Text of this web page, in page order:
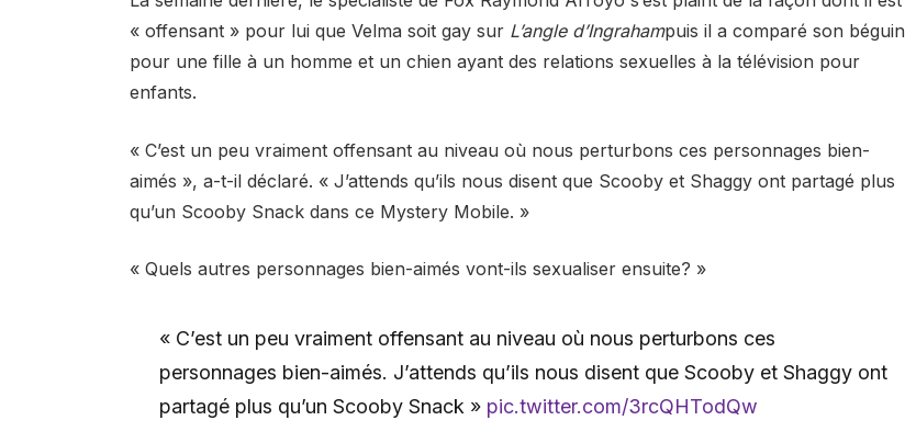
« offensant » pour lui que Velma soit gay sur L’angle d’Ingrahampuis il a comparé son béguin
pour une fille à un homme et un chien ayant des relations sexuelles à la télévision pour
enfants.
« C’est un peu vraiment offensant au niveau où nous perturbons ces personnages bien-
aimés », a-t-il déclaré. « J’attends qu’ils nous disent que Scooby et Shaggy ont partagé plus
qu’un Scooby Snack dans ce Mystery Mobile. »
« Quels autres personnages bien-aimés vont-ils sexualiser ensuite? »
« C’est un peu vraiment offensant au niveau où nous perturbons ces
personnages bien-aimés. J’attends qu’ils nous disent que Scooby et Shaggy ont
partagé plus qu’un Scooby Snack » pic.twitter.com/3rcQHTodQw